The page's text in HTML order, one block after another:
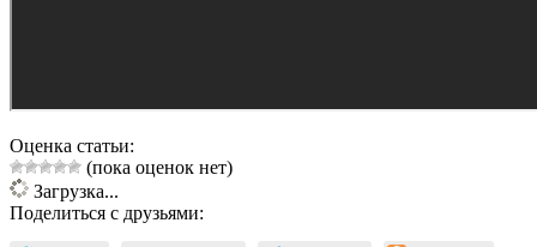
Оценка статьи:
(пока оценок нет)
Загрузка...
Поделиться с друзьями: